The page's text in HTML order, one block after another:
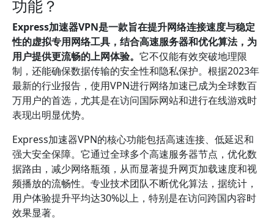
功能？
Express加速器VPN是一款旨在提升网络连接速度与稳定
性的虚拟专用网络工具，结合高速服务器和优化算法，为
用户提供更流畅的上网体验。 它不仅能有效突破地理限
制，还能确保数据传输的安全性和隐私保护。根据2023年
最新的行业报告，使用VPN进行网络加速已成为全球数百
万用户的首选，尤其是在访问国际网站和进行在线游戏时
表现出明显优势。
Express加速器VPN的核心功能包括高速连接、低延迟和
强大安全保障。它通过全球多个高速服务器节点，优化数
据路由，减少网络瓶颈，从而显著提升网页加载速度和视
频播放的流畅性。专业技术团队不断优化算法，据统计，
用户体验提升平均达30%以上，特别是在访问跨国内容时
效果显著。